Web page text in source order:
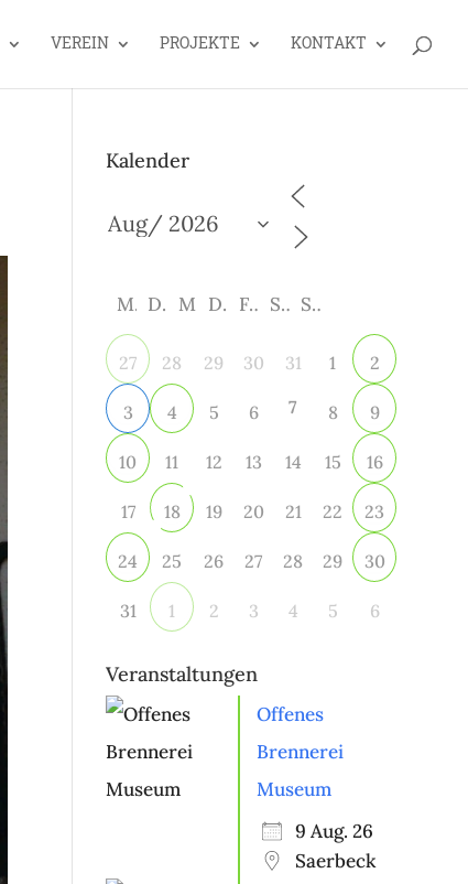
VEREIN PROJEKTE KONTAKT
Kalender
M D M D F S S
27 28 29 30 31 1 2
3 4 5 6 7 8 9
10 11 12 13 14 15 16
17 18 19 20 21 22 23
24 25 26 27 28 29 30
31 1 2 3 4 5 6
Veranstaltungen
Offenes
Brennerei
Museum
9 Aug. 26
Saerbeck